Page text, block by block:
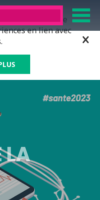
qui ont soif de
en lien avec
LA